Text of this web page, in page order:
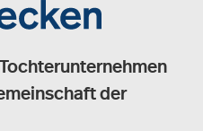
der